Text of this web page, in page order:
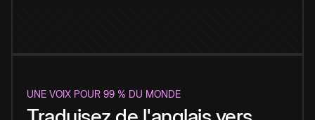
UNE VOIX POUR 99 % DU MONDE